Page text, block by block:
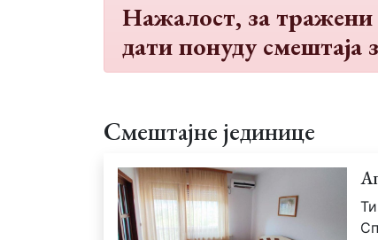
Нажалост, за
дати понуду смештаја
Смештајне јединице